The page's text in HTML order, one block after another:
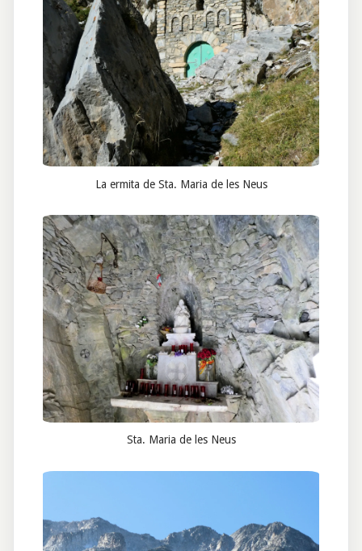
La ermita de Sta. Maria de les Neus
Sta. Maria de les Neus